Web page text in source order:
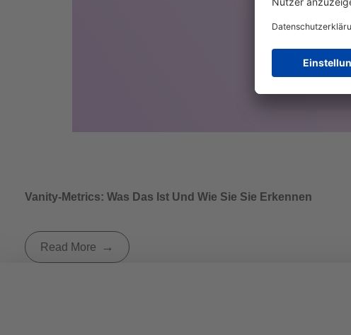
Vanity-Metrics: Was Das Ist Und Wie Sie Sie Erkennen
Read More